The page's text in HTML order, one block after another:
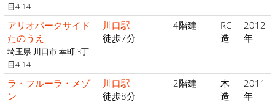
目4-14
アリオパークサイド
たのうえ
埼玉県 川口市 幸町 3丁
目4-14
川口駅
徒歩7分
4階建
RC
造
2012
年
ラ・フルーラ・メゾ
ン
川口駅
徒歩8分
2階建
木
造
2011
年